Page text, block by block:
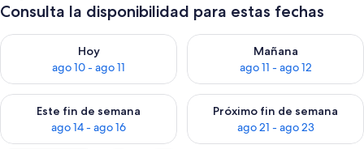
Consulta la disponibilidad para estas fechas
Hoy
ago 10 - ago 11
Consulta la disponibilidad para hoy ago 10 - ago 11
Mañana
ago 11 - ago 12
Consulta la disponibilidad
Este fin de semana
ago 14 - ago 16
Consulta la disponibilidad para este fin de semana ago 14 -
Próximo fin de semana
ago 21 - ago 23
Consulta la disponibilidad